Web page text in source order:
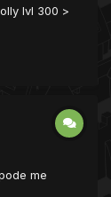
lvl 300 >
me